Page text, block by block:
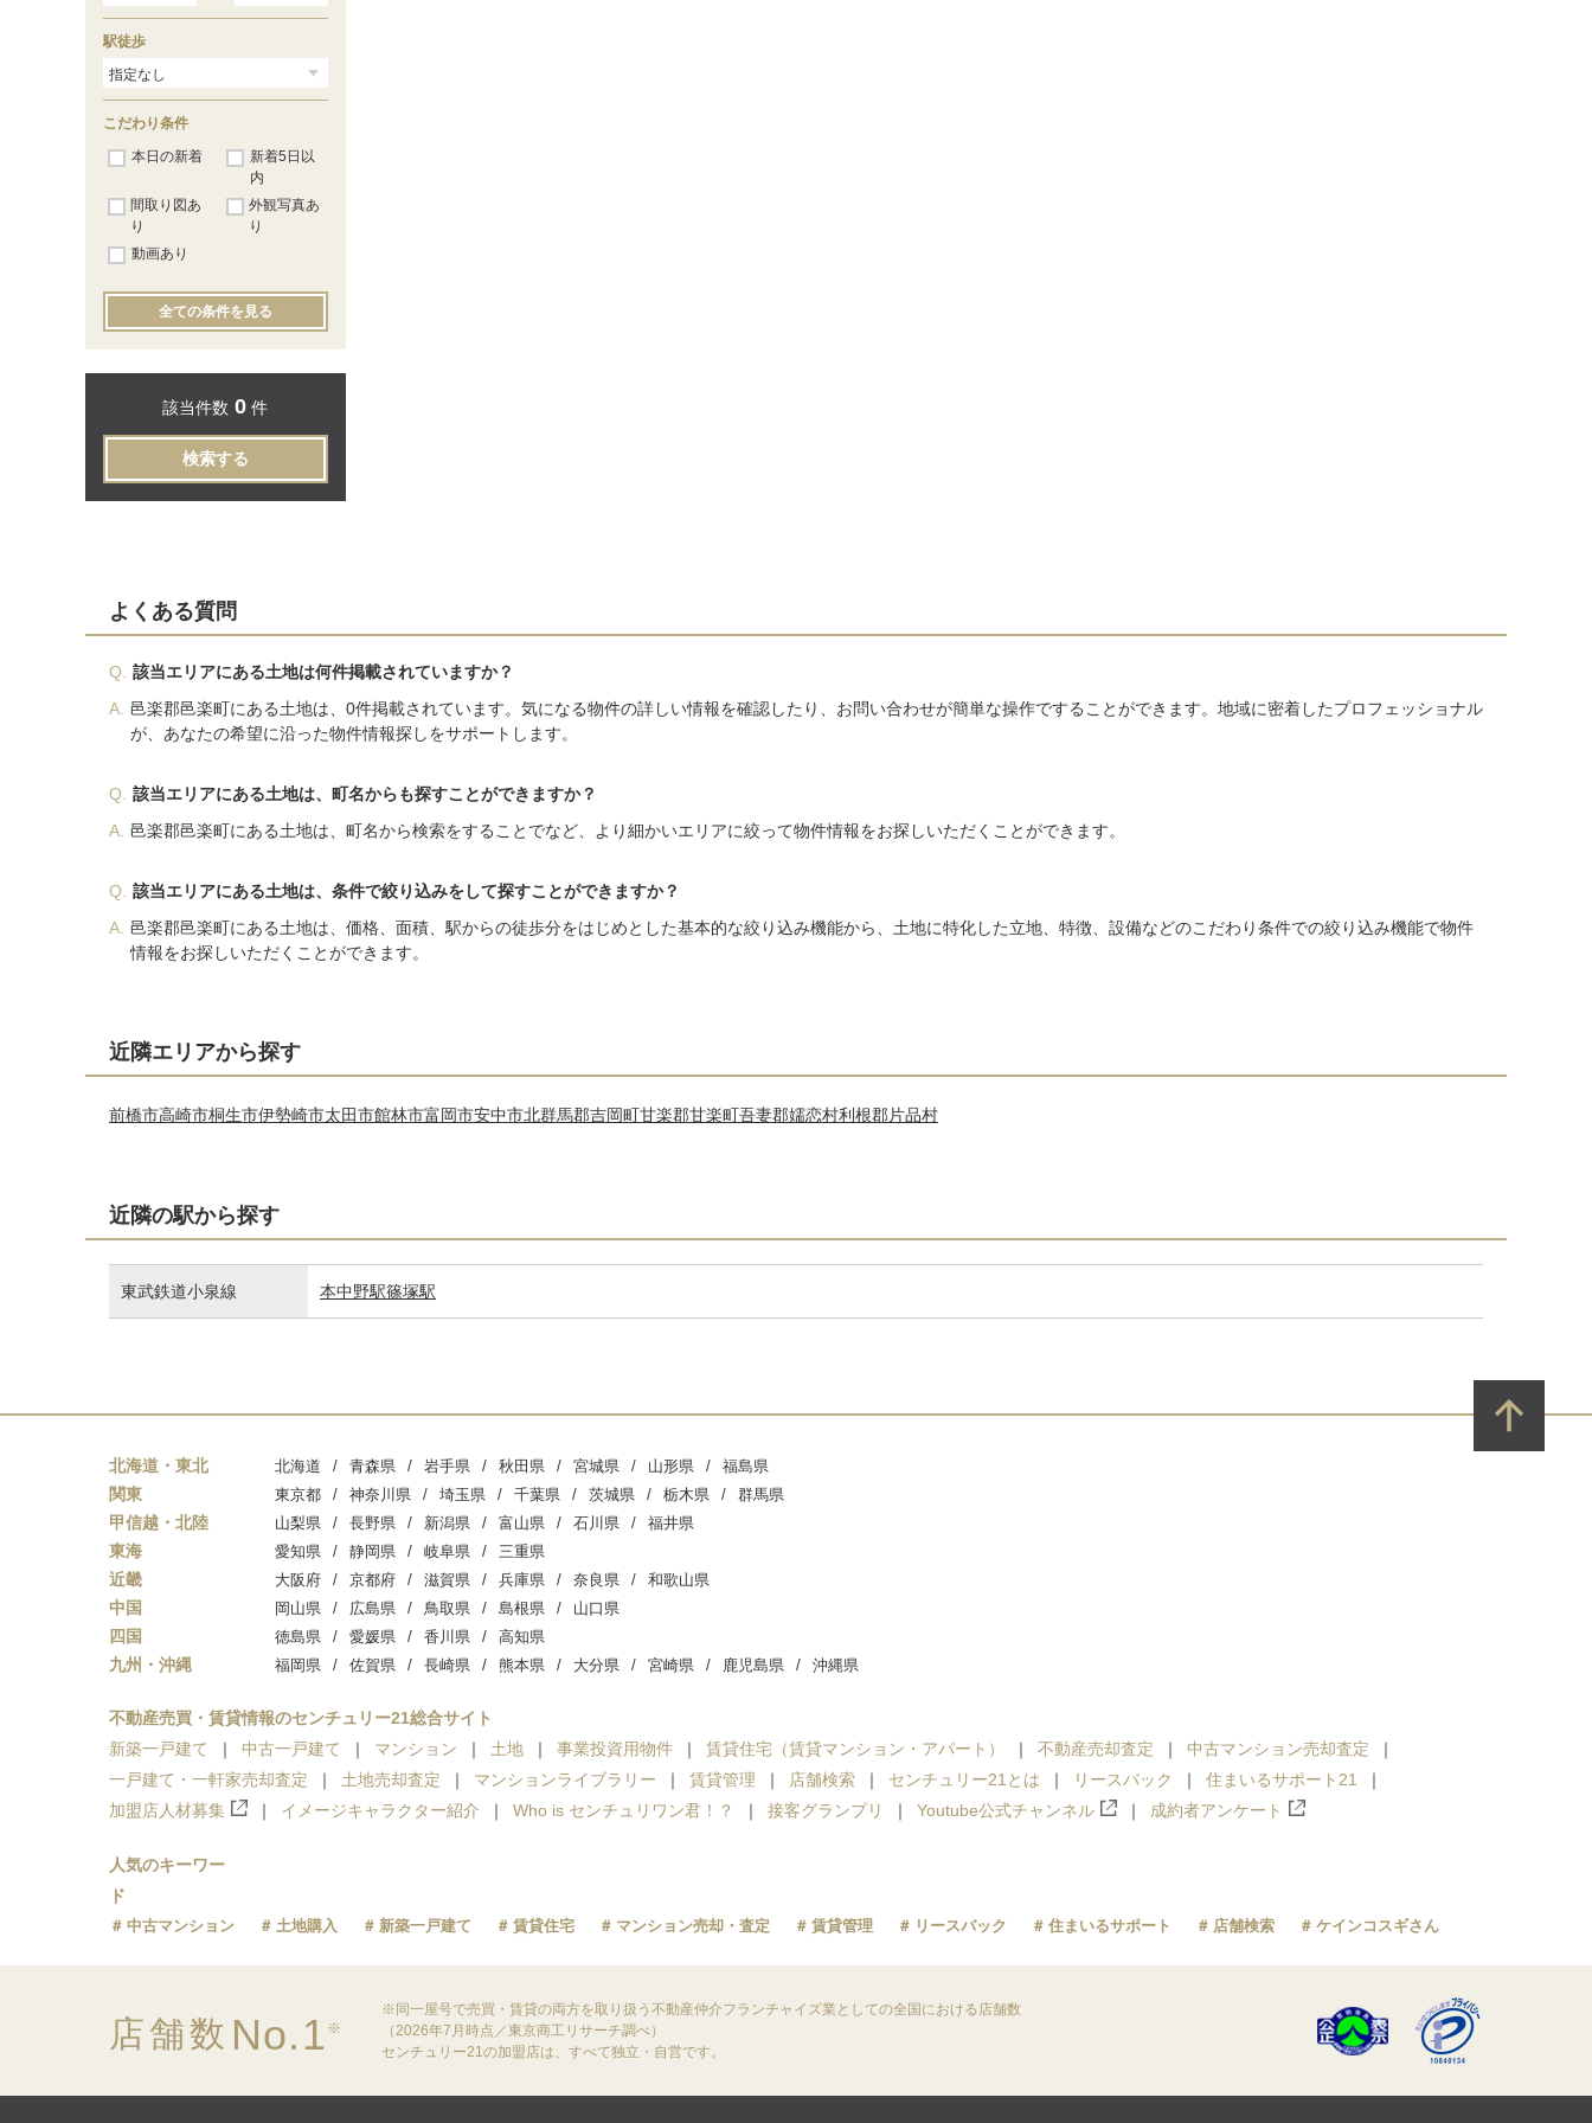
駅徒歩
こだわり条件
本日の新着
新着5日以
内
間取り図あ
り
外観写真あ
り
動画あり
全ての条件を見る
該当件数 0 件
検索する
よくある質問
Q.
該当エリアにある土地は何件掲載されていますか？
A. 邑楽郡邑楽町にある土地は、0件掲載されています。気になる物件の詳しい情報を確認したり、お問い合わせが簡単な操作ですることができます。地域に密着したプロフェッショナル
が、あなたの希望に沿った物件情報探しをサポートします。
Q.
該当エリアにある土地は、町名からも探すことができますか？
A. 邑楽郡邑楽町にある土地は、町名から検索をすることでなど、より細かいエリアに絞って物件情報をお探しいただくことができます。
Q.
該当エリアにある土地は、条件で絞り込みをして探すことができますか？
A. 邑楽郡邑楽町にある土地は、価格、面積、駅からの徒歩分をはじめとした基本的な絞り込み機能から、土地に特化した立地、特徴、設備などのこだわり条件での絞り込み機能で物件
情報をお探しいただくことができます。
近隣エリアから探す
前橋市高崎市桐生市伊勢崎市太田市館林市富岡市安中市北群馬郡吉岡町甘楽郡甘楽町吾妻郡嬬恋村利根郡片品村
近隣の駅から探す
東武鉄道小泉線 本中野駅篠塚駅
北海道・東北 北海道 青森県 岩手県 秋田県 宮城県 山形県 福島県
関東 東京都 神奈川県 埼玉県 千葉県 茨城県 栃木県 群馬県
甲信越・北陸 山梨県 長野県 新潟県 富山県 石川県 福井県
東海 愛知県 静岡県 岐阜県 三重県
近畿 大阪府 京都府 滋賀県 兵庫県 奈良県 和歌山県
中国 岡山県 広島県 鳥取県 島根県 山口県
四国 徳島県 愛媛県 香川県 高知県
九州・沖縄 福岡県 佐賀県 長崎県 熊本県 大分県 宮崎県 鹿児島県 沖縄県
不動産売買・賃貸情報のセンチュリー21総合サイト
新築一戸建て
中古一戸建て マンション 土地 事業投資用物件 賃貸住宅（賃貸マンション・アパート） 不動産売却査定
中古マンション売却査定
一戸建て・一軒家売却査定
土地売却査定 マンションライブラリー 賃貸管理 店舗検索 センチュリー21とは リースバック
住まいるサポート21
加盟店人材募集
イメージキャラクター紹介 Who is センチュリワン君！？ 接客グランプリ Youtube公式チャンネル 成約者アンケート
人気のキーワー
ド
中古マンション 土地購入 新築一戸建て 賃貸住宅 マンション売却・査定 賃貸管理 リースバック 住まいるサポート 店舗検索 ケインコスギさん
店舗数 No.1 ※
※同一屋号で売買・賃貸の両方を取り扱う不動産仲介フランチャイズ業としての全国における店舗数
（2026年7月時点／東京商工リサーチ調べ）
センチュリー21の加盟店は、すべて独立・自営です。